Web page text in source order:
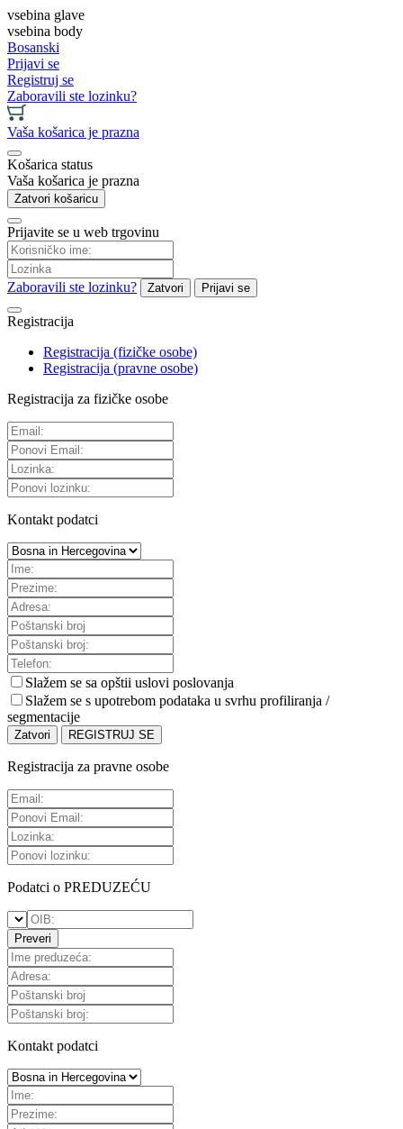
vsebina glave
vsebina body
Bosanski
Prijavi se
Registruj se
Zaboravili ste lozinku?
Vaša košarica je prazna
Košarica status
Vaša košarica je prazna
Zatvori košaricu
Prijavite se u web trgovinu
Zaboravili ste lozinku? Zatvori Prijavi se
Registracija
Registracija (fizičke osobe)
Registracija (pravne osobe)
Registracija za fizičke osobe
Kontakt podatci
Slažem se sa opštii uslovi poslovanja
Slažem se s upotrebom podataka u svrhu profiliranja /
segmentacije
Zatvori REGISTRUJ SE
Registracija za pravne osobe
Podatci o PREDUZEĆU
Preveri
Kontakt podatci